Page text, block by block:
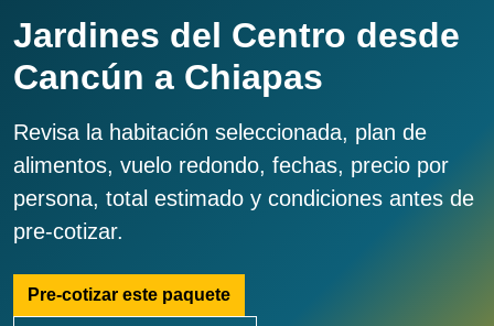
Jardines del Centro desde
Cancún a Chiapas
Revisa la habitación seleccionada, plan de
alimentos, vuelo redondo, fechas, precio por
persona, total estimado y condiciones antes de
pre-cotizar.
Pre-cotizar este paquete